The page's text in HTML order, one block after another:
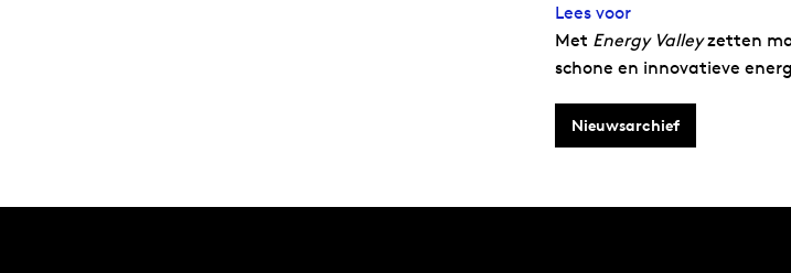
Lees voor
Met Energy Valleyzetten
schone en innovatieve
Nieuwsarchief